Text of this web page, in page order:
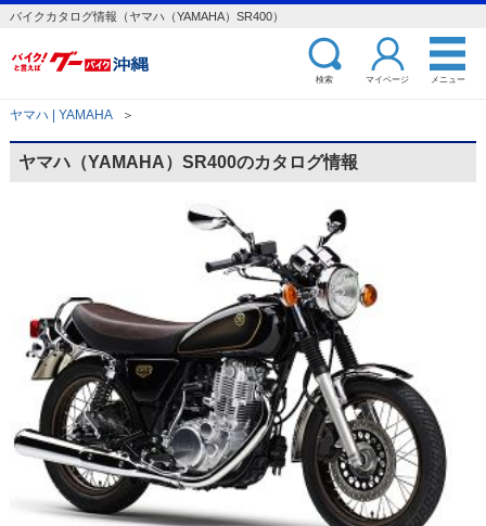
バイクカタログ情報（ヤマハ（YAMAHA）SR400）
検索 マイページ メニュー
ヤマハ | YAMAHA ＞
ヤマハ（YAMAHA）SR400のカタログ情報